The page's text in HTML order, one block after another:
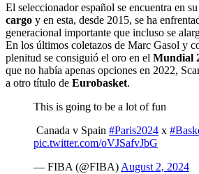
El seleccionador español se encuentra en su
cargo y en esta, desde 2015, se ha
generacional importante que incluso se
En los últimos coletazos de Marc Gasol y
plenitud se consiguió el oro en el Mundial
que no había apenas opciones en 2022,
a otro título de Eurobasket.
This is going to be a lot of fun
Canada v Spain #Paris2024 x
pic.twitter.com/oVJSafvJbG
— FIBA (@FIBA) August 2, 2024